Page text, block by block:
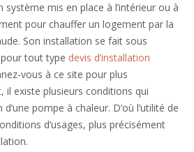
mis en place à l’intérieur ou à
pour chauffer un logement par la
Son installation se fait sous
tout type devis d’installation
vous à ce site pour plus
il existe plusieurs conditions qui
pompe à chaleur. D’où l’utilité de
d’usages, plus précisément